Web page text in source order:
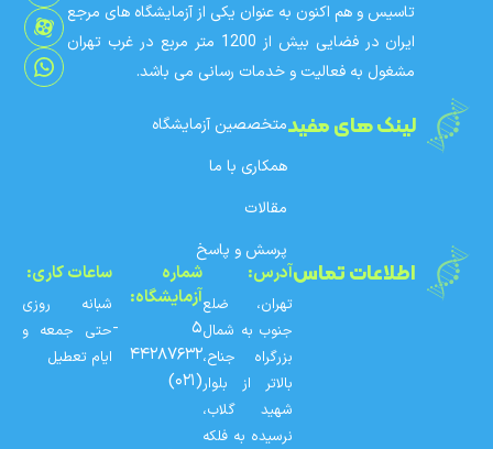
تاسیس و هم اکنون به عنوان یکی از آزمایشگاه های مرجع
ایران در فضایی بیش از 1200 متر مربع در غرب تهران
مشغول به فعالیت و خدمات رسانی می باشد.
لینک های مفیدمتخصصین آزمایشگاه
همکاری با ما
مقالات
پرسش و پاسخ
اطلاعات تماسآدرس:
تهران، ضلع
جنوب به شمال
بزرگراه جناح،
بالاتر از بلوار
شهید گلاب،
نرسیده به فلکه
شماره‌
آزمایشگاه:
۵ -
۴۴۲۸۷۶۳۲
(۰۲۱)
ساعات کاری:
شبانه روزی
حتی جمعه و
ایام تعطیل